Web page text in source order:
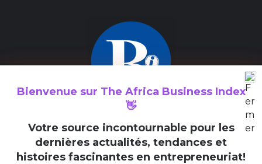
Bienvenue sur The Africa Business Index
👋
Votre source incontournable pour les
dernières actualités, tendances et
histoires fascinantes en entrepreneuriat!
The Africa Business Index est un média consacré à la valorisation
des initiatives entrepreneuriales en Afrique et au sein de la
diaspora africaine.